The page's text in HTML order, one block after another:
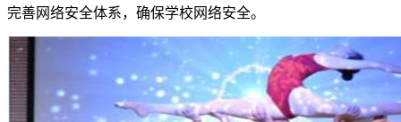
完善网络安全体系，确保学校网络安全。